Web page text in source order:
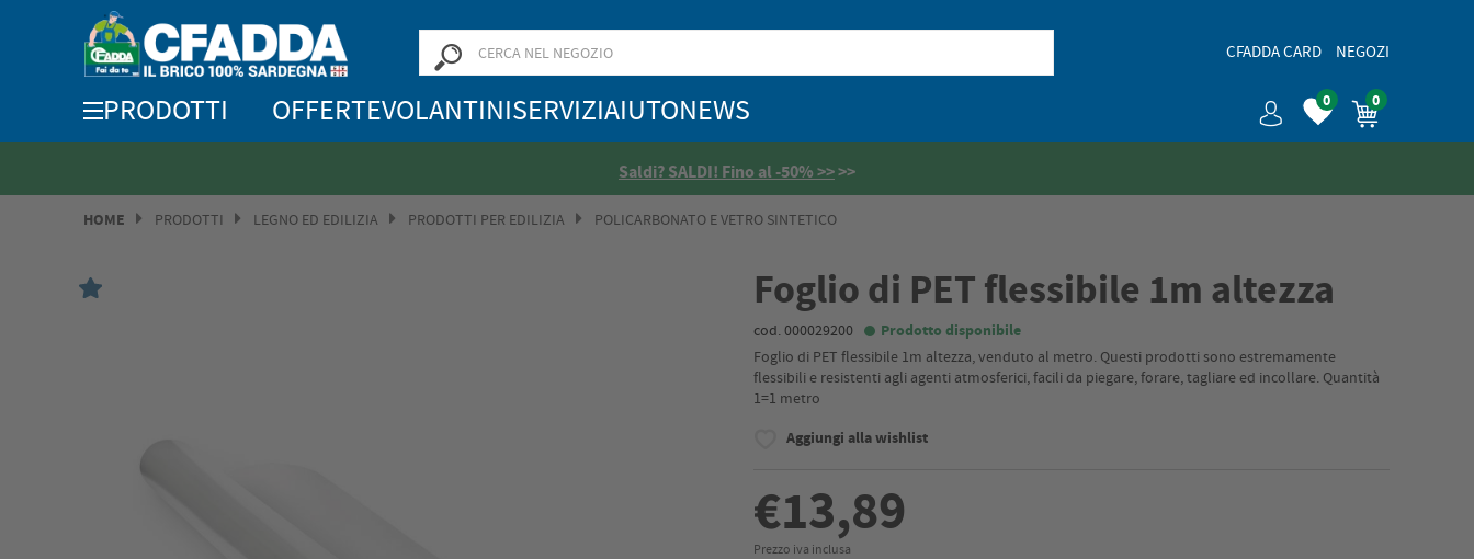
CFADDA CARD NEGOZI
0 0
PRODOTTI OFFERTEVOLANTINISERVIZIAIUTONEWS
Saldi? SALDI! Fino al -50% >>>>
HOME PRODOTTI LEGNO ED EDILIZIA PRODOTTI PER EDILIZIA POLICARBONATO E VETRO SINTETICO
Foglio di PET flessibile 1m altezza
cod. 000029200 Prodotto disponibile
Foglio di PET flessibile 1m altezza, venduto al metro. Questi prodotti sono estremamente
flessibili e resistenti agli agenti atmosferici, facili da piegare, forare, tagliare ed incollare. Quantità
1=1 metro
Aggiungi alla wishlist
€13,89
Prezzo iva inclusa